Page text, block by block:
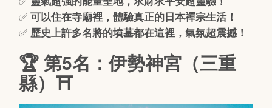
✅可以住在寺廟裡，體驗真正的日本禪宗生活！
✅ 歷史上許多名將的墳墓都在這裡，氣氛超震撼！
🏆 第5名：伊勢神宮（三重
縣）⛩️